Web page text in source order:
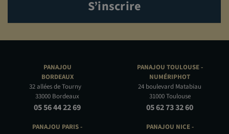
S’inscrire
PANAJOU
BORDEAUX
32 allées de Tourny
33000 Bordeaux
05 56 44 22 69
PANAJOU PARIS -
PANAJOU TOULOUSE -
NUMÉRIPHOT
24 boulevard Matabiau
31000 Toulouse
05 62 73 32 60
PANAJOU NICE -